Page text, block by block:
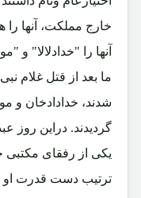
خارج مملکت، آنها را
آنها را "خدادلالا" و
شدند، خدادادخان و
گردیدند. دراین روز
یکی از رفقای مکتبی
ترتیب دست قدرت او